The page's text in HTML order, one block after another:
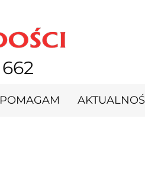
POMAGAM